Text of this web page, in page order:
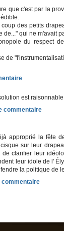
que c'est par la
des petits
de..." qui ne m'avait
du respect
de
est
approprié la fête
sur leur
de clarifier leur
leur idole de l'
la politique de